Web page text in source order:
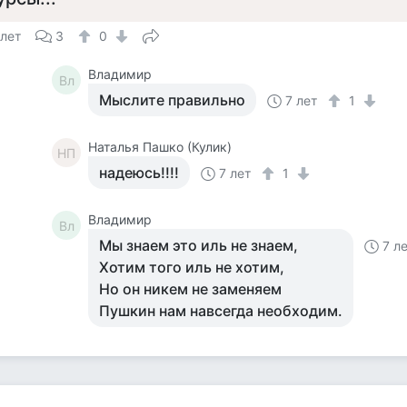
3 0
Вл Владимир
Мыслите правильно 7 лет 1
НП Наталья Пашко (Кулик)
надеюсь!!!! 7 лет 1
Вл Владимир
Мы знаем это иль не знаем,
Хотим того иль не хотим,
Но он никем не заменяем
Пушкин нам навсегда необходим.
7